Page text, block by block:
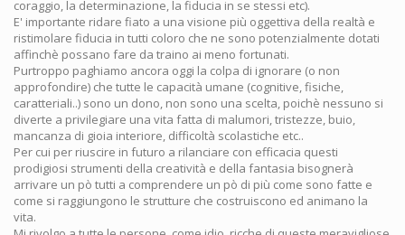
coraggio, la determinazione, la fiducia in se stessi etc).
E' importante ridare fiato a una visione più oggettiva della realtà e
ristimolare fiducia in tutti coloro che ne sono potenzialmente dotati
affinchè possano fare da traino ai meno fortunati.
Purtroppo paghiamo ancora oggi la colpa di ignorare (o non
approfondire) che tutte le capacità umane (cognitive, fisiche,
caratteriali..) sono un dono, non sono una scelta, poichè nessuno si
diverte a privilegiare una vita fatta di malumori, tristezze, buio,
mancanza di gioia interiore, difficoltà scolastiche etc..
Per cui per riuscire in futuro a rilanciare con efficacia questi
prodigiosi strumenti della creatività e della fantasia bisognerà
arrivare un pò tutti a comprendere un pò di più come sono fatte e
come si raggiungono le strutture che costruiscono ed animano la
vita.